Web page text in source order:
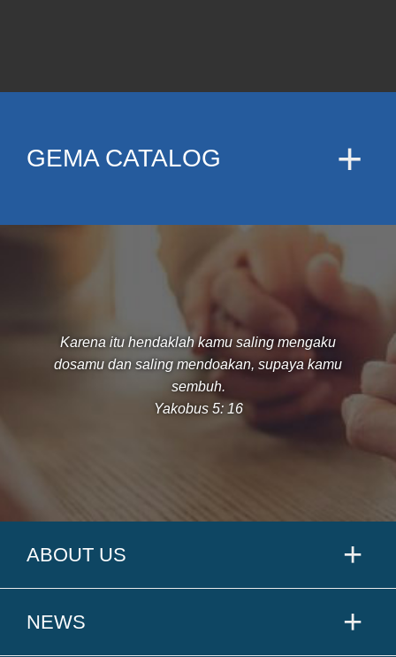
GEMA CATALOG
Karena itu hendaklah kamu saling mengaku
dosamu dan saling mendoakan, supaya kamu
sembuh.
Yakobus 5: 16
ABOUT US
NEWS